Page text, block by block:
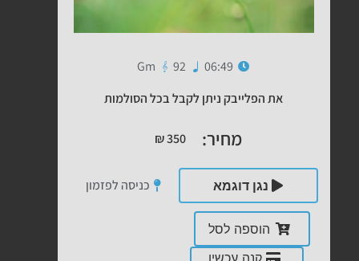
06:49
92
Gm
את הפלייבק ניתן לקבל בכל הסולמות
מחיר: ₪350
נגן דוגמא כניסה לפזמון
הוספה לסל